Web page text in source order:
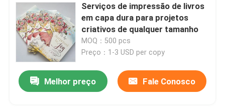
Serviços de impressão de livros
em capa dura para projetos
criativos de qualquer tamanho
MOQ：500 pcs
Preço：1-3 USD per copy
Melhor preço Fale Conosco